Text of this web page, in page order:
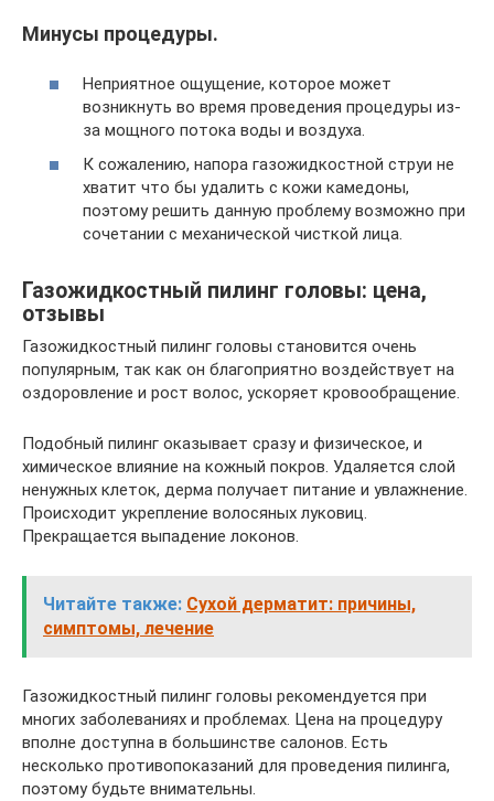
Минусы процедуры.
Неприятное ощущение, которое может
возникнуть во время проведения процедуры из-
за мощного потока воды и воздуха.
К сожалению, напора газожидкостной струи не
хватит что бы удалить с кожи камедоны,
поэтому решить данную проблему возможно при
сочетании с механической чисткой лица.
Газожидкостный пилинг головы: цена,
отзывы
Газожидкостный пилинг головы становится очень
популярным, так как он благоприятно воздействует на
оздоровление и рост волос, ускоряет кровообращение.
Подобный пилинг оказывает сразу и физическое, и
химическое влияние на кожный покров. Удаляется слой
ненужных клеток, дерма получает питание и увлажнение.
Происходит укрепление волосяных луковиц.
Прекращается выпадение локонов.
Читайте также: Сухой дерматит: причины,
симптомы, лечение
Газожидкостный пилинг головы рекомендуется при
многих заболеваниях и проблемах. Цена на процедуру
вполне доступна в большинстве салонов. Есть
несколько противопоказаний для проведения пилинга,
поэтому будьте внимательны.